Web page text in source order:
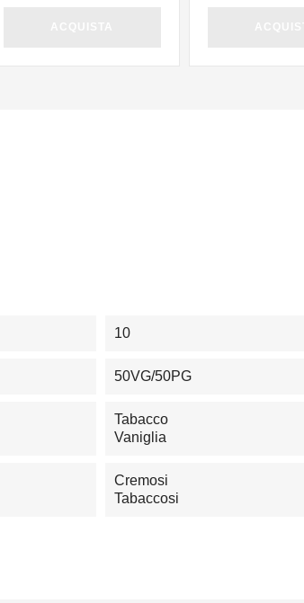
10
50VG/50PG
Tabacco
Vaniglia
Cremosi
Tabaccosi